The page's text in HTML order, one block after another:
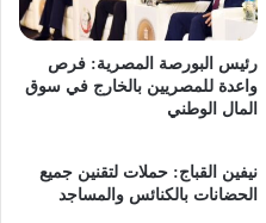
رئيس البورصة المصرية: فرص
واعدة للمصريين بالخارج في سوق
المال الوطني
نيفين القباج: حملات لتقنين جميع
الحضانات بالكنائس والمساجد